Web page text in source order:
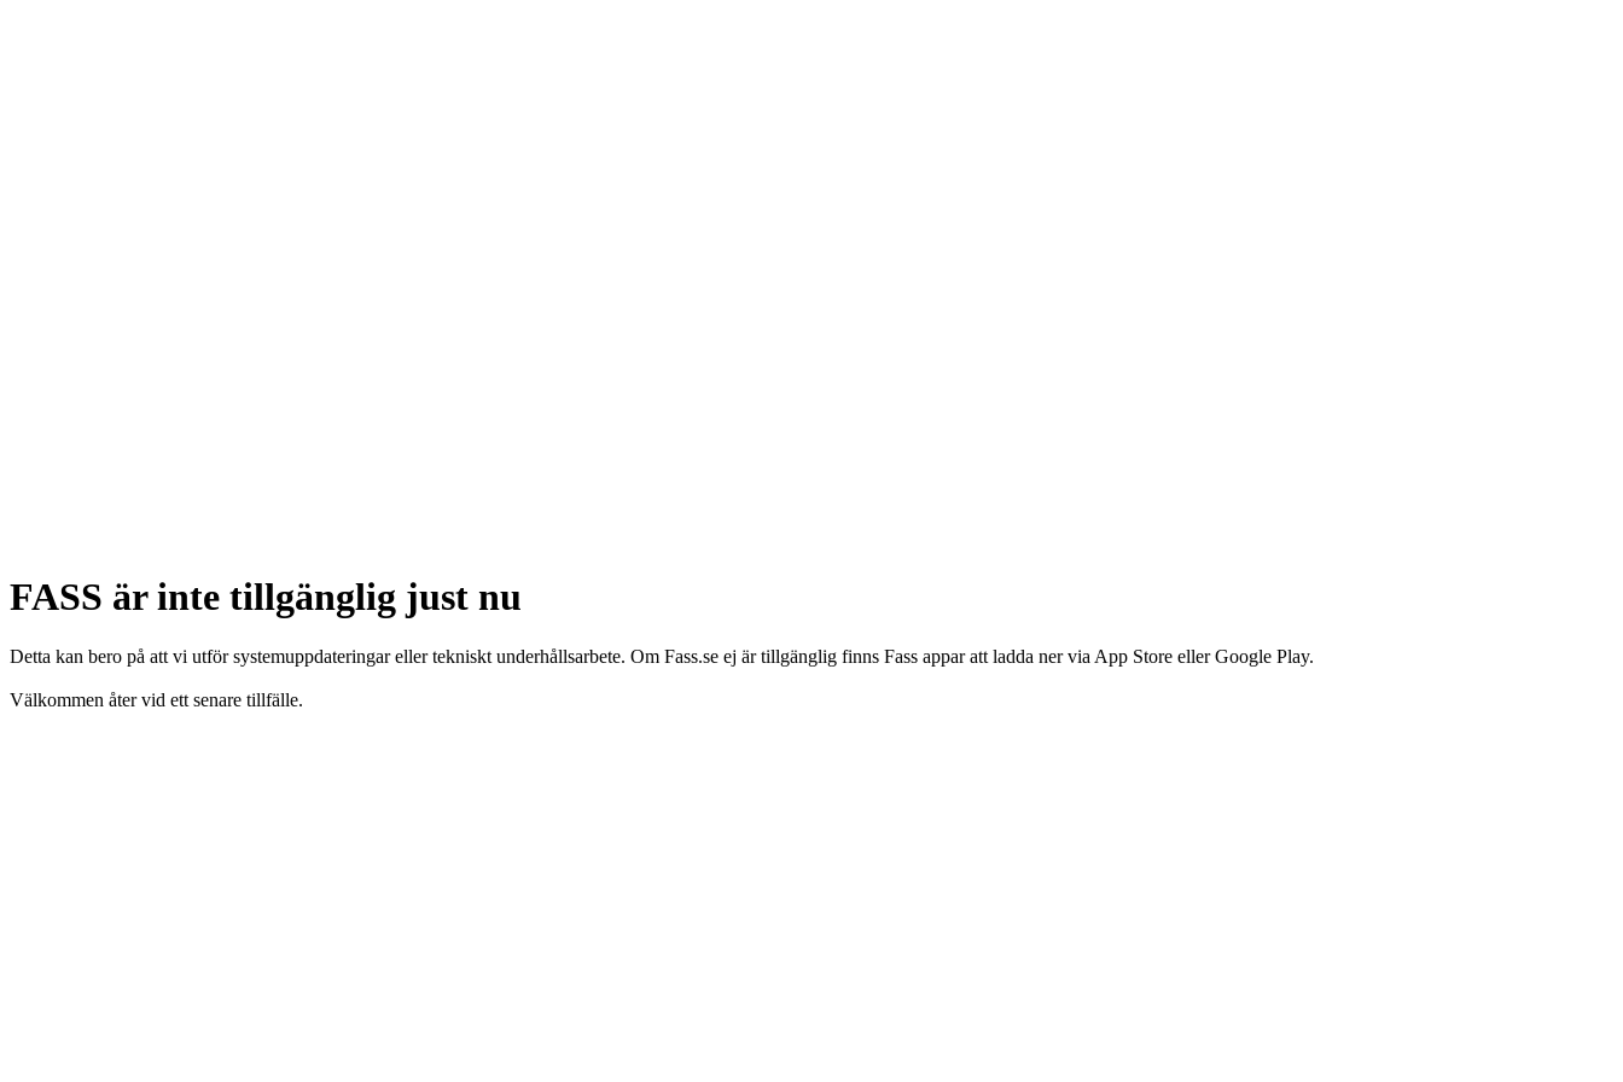
FASS är inte tillgänglig just nu
Detta kan bero på att vi utför systemuppdateringar eller tekniskt underhållsarbete. Om Fass.se ej är tillgänglig finns Fass appar att ladda ner via App Store eller Google Play.
Välkommen åter vid ett senare tillfälle.